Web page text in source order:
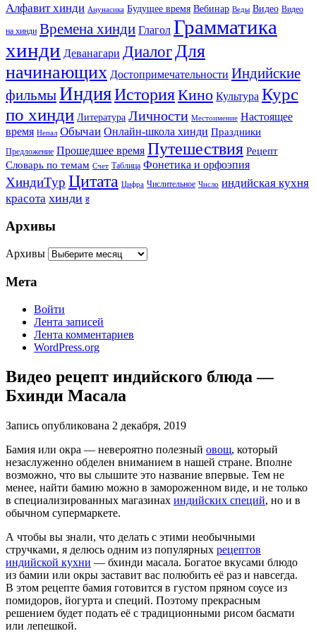
Алфавит хинди Анунасика Будущее время Вебинар Веды Видео Видео
на хинди Времена хинди Глагол Грамматика
хинди Деванагари Диалог Для
начинающих Достопримечательности Индийские
фильмыИндияИсторияКино Культура Курс
по хинди Литература Личности Местоимение Настоящее
время Непал Обычаи Онлайн-школа хинди Праздники
Предложение Прошедшее время Путешествия Рецепт
Словарь по темам Счет Таблица Фонетика и орфоэпия
ХиндиТур Цитата Цифра Числительное Число индийская кухня
красота хинди ह
Архивы
Архивы
Мета
Войти
Лента записей
Лента комментариев
WordPress.org
Видео рецепт индийского блюда —
Бхинди Масала
Запись опубликована 2 декабря, 2019
Бамия или окра — невероятно полезный овощ, который
незаслуженно обделен вниманием в нашей стране. Вполне
возможно, что вы слышите это название впервые. Тем не
менее, найти бамию можно в замороженном виде, и не только
в специализированных магазинах индийских специй, но и в
обычном супермаркете.
А чтобы вы знали, что делать с этими необычными
стручками, я делюсь одним из популярных рецептов
индийской кухни — бхинди масала. Богатое вкусами блюдо
из бамии или окры заставит вас полюбить её раз и навсегда.
В этом рецепте бамия готовится в густом пряном соусе из
помидоров, йогурта и специй. Поэтому прекрасным
решением будет подать её с традиционными рисом басмати
или лепешкой.